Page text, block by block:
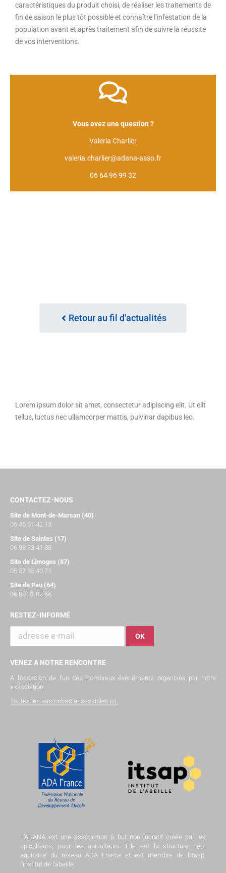
caractéristiques du produit choisi, de réaliser les traitements de
fin de saison le plus tôt possible et connaître l’infestation de la
population avant et après traitement afin de suivre la réussite
de vos interventions.
Vous avez une question ?
Valeria Charlier
valeria.charlier@adana-asso.fr
06 64 96 99 32
Retour au fil d'actualités
Lorem ipsum dolor sit amet, consectetur adipiscing elit. Ut elit
tellus, luctus nec ullamcorper mattis, pulvinar dapibus leo.
CONTACTEZ-NOUS
Site de Mont-de-Marsan (40)
06 45 51 42 13
Site de Saintes (17)
06 98 33 41 38
Site de Limoges (87)
05 57 85 40 71
Site de Pau (64)
06 80 01 82 66
RESTEZ-INFORMÉ
VENEZ A NOTRE RENCONTRE
A l’occasion de l’un des nombreux évènements organisés par notre
association.
Toutes les rencontres accessibles ici
L’ADANA est une association à but non lucratif créée par les
apiculteurs, pour les apiculteurs. Elle est la structure néo-
aquitaine du réseau ADA France et est membre de l’Itsap,
l’institut de l’abeille.